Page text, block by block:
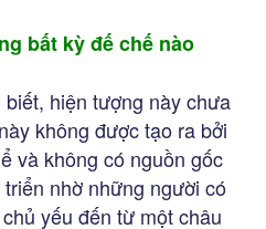
bất kỳ đế chế nào
hiện tượng này chưa
không được tạo ra bởi
và không có nguồn gốc
nhờ những người có
yếu đến từ một châu